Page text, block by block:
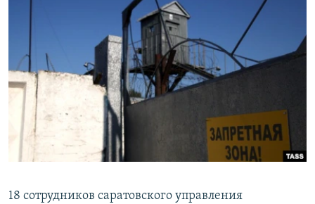
РАСПИСАНИЕ ВЕЩАНИЯ
ПОДПИШИТЕСЬ НА РАССЫЛКУ
СОЦИАЛЬНЫЕ СЕТИ
18 сотрудников саратовского управления